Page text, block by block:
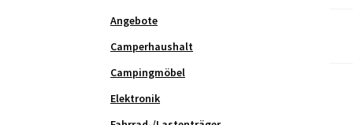
Angebote
Camperhaushalt
Campingmöbel
Elektronik